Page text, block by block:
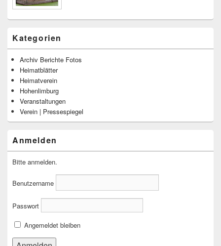
Kategorien
Archiv Berichte Fotos
Heimatblätter
Heimatverein
Hohenlimburg
Veranstaltungen
Verein | Pressespiegel
Anmelden
Bitte anmelden.
Benutzername
Passwort
Angemeldet bleiben